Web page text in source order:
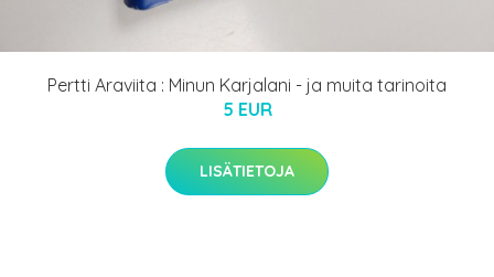
Pertti Araviita : Minun Karjalani - ja muita tarinoita
5 EUR
LISÄTIETOJA